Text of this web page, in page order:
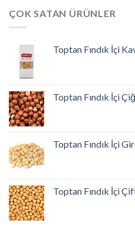
ÇOK SATAN ÜRÜNLER
Toptan Fındık İçi
Toptan Fındık İçi Çiğ
Toptan Fındık İçi
Toptan Fındık İçi